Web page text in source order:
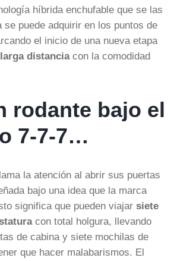
híbrida enchufable que se las
puede adquirir en los puntos de
el inicio de una nueva etapa
distanciacon la comodidad
rodante bajo el
7-7-7…
la atención al abrir sus puertas
bajo una idea que la marca
significa que pueden viajar siete
con total holgura, llevando
de cabina y siete mochilas de
que hacer malabarismos. El